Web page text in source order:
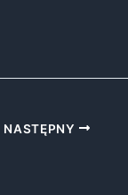
NASTĘPNY